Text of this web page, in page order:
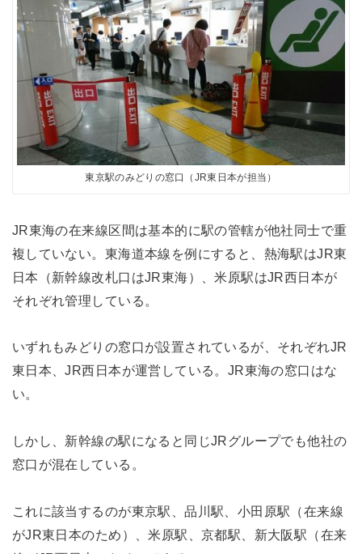
東京駅のみどりの窓口（JR東日本が担当）
JR東海の在来線区間は基本的に駅の管轄が他社同士で重
複していない。東海道本線を例にすると、熱海駅はJR東
日本（新幹線改札口はJR東海）、米原駅はJR西日本が
それぞれ管理している。
いずれもみどりの窓口が設置されているが、それぞれJR
東日本、JR西日本が運営している。JR東海の窓口はな
い。
しかし、新幹線の駅になると同じJRグループでも他社の
窓口が混在している。
これに該当するのが東京駅、品川駅、小田原駅（在来線
がJR東日本のため）、米原駅、京都駅、新大阪駅（在来